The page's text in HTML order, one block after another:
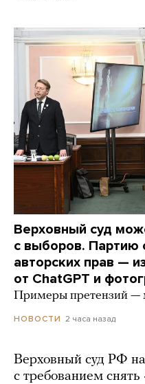
Верховный суд
с выборов. Партию
авторских прав —
от ChatGPT и
Примеры претензий —
НОВОСТИ 2 часа назад
Верховный суд РФ
с требованием